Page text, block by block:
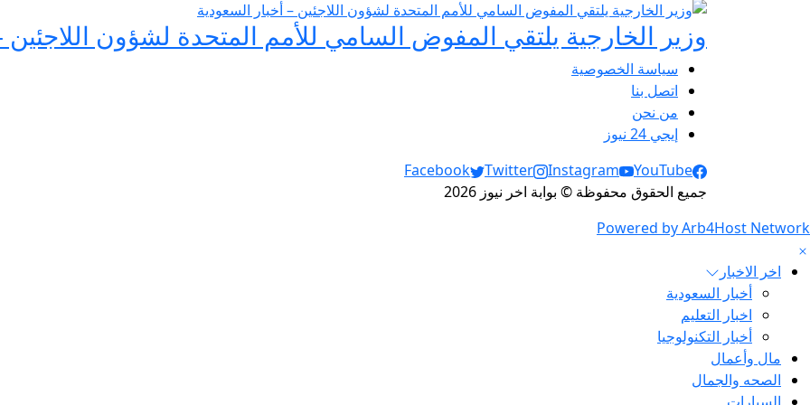
وزير الخارجية يلتقي المفوض السامي للأمم المتحدة لشؤون اللاجئين
سياسة الخصوصية
اتصل بنا
من نحن
إيجي 24 نيوز
Social Links
Facebook Twitter Instagram
YouTube
جميع الحقوق محفوظة © بوابة اخر نيوز 2026
Powered by Arb4Host Network
اخر الاخبار
أخبار السعودية
اخبار التعليم
أخبار التكنولوجيا
مال وأعمال
الصحه والجمال